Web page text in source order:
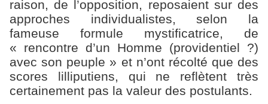
raison, de l’opposition, reposaient sur des
approches individualistes, selon la
fameuse formule mystificatrice, de
« rencontre d’un Homme (providentiel ?)
avec son peuple » et n’ont récolté que des
scores lilliputiens, qui ne reflètent très
certainement pas la valeur des postulants.